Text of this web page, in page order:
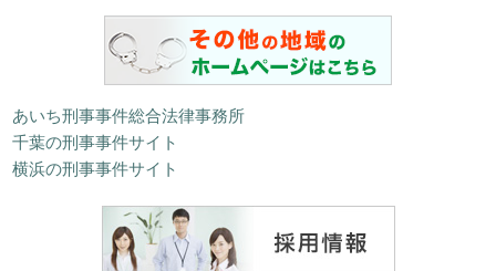
あいち刑事事件総合法律事務所
千葉の刑事事件サイト
横浜の刑事事件サイト